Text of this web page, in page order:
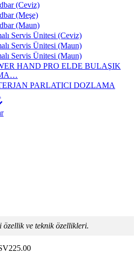
(Ceviz)
(Meşe)
(Maun)
Servis Ünitesi (Ceviz)
Servis Ünitesi (Maun)
Servis Ünitesi (Maun)
HAND PRO ELDE BULAŞIK
PARLATICI DOZLAMA
ve teknik özellikleri.